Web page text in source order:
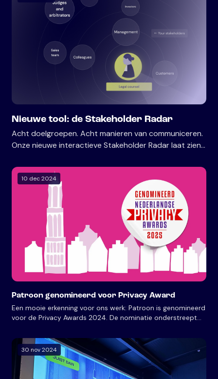
Nieuwe tool: de Stakeholder Radar
Acht doelgroepen. Acht manieren van communiceren.
Onze nieuwe interactieve Stakeholder Radar laat zien
communiceren met al hun stakeholders—van bestuur
tot toezichthouder, van sales tot rechter.
10 dec 2024
Patroon genomineerd voor Privacy Award
Een mooie erkenning voor ons werk: Patroon is genomineerd
voor de Privacy Awards 2024. De nominatie onderstreept
privacy binnen de publieke sector.
30 nov 2024